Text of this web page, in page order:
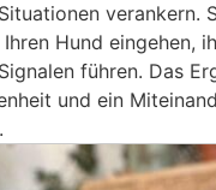
verankern.
Ihren Hund eingehen,
führen. Das
und ein